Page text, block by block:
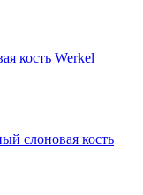
кость Werkel
слоновая кость